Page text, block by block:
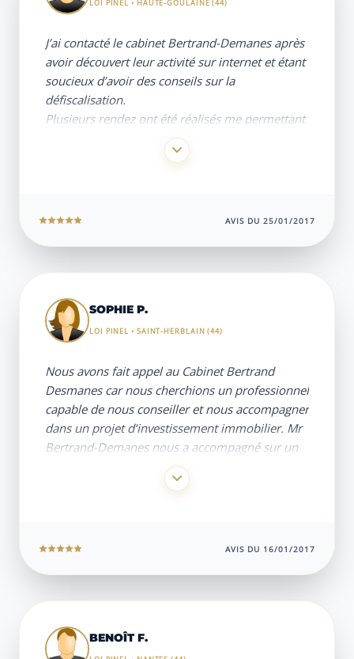
LOI PINEL • HAUTE-GOULAINE (44)
J’ai contacté le cabinet Bertrand-Demanes après
avoir découvert leur activité sur internet et étant
soucieux d’avoir des conseils sur la
défiscalisation.
Plusieurs rendez ont été réalisés me permettant
de bien comprendre tous les enjeux du
remarques factuelles permettant vraiment
Son accompagnement est sans faille durant tout
le parcours jusqu’à l’accompagnement chez le
bien.
Je recommande vivement ce cabinet disponible
et professionnel.
AVIS DU 25/01/2017
SOPHIE P.
LOI PINEL • SAINT-HERBLAIN (44)
Nous avons fait appel au Cabinet Bertrand
Desmanes car nous cherchions un professionnel
capable de nous conseiller et nous accompagner
dans un projet d’investissement immobilier. Mr
Bertrand-Demanes nous a accompagné sur un
Nous avons été très satisfaits de ses services, de
correspondant, en adéquation avec nos envies
Son accompagnement ne s’est pas limité à la
vente mais également au moment de la
été précieux. Si bien que cette année nous
AVIS DU 16/01/2017
BENOÎT F.